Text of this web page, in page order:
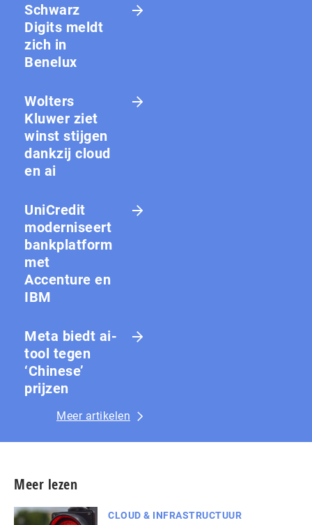
Schwarz
Digits meldt
zich in
Benelux
Wolters
Kluwer ziet
winst stijgen
dankzij cloud
en ai
UniCredit
moderniseert
bankplatform
met
Accenture en
IBM
Meta biedt ai-
tool tegen
‘Chinese’
prijzen
Meer artikelen
Meer lezen
CLOUD & INFRASTRUCTUUR